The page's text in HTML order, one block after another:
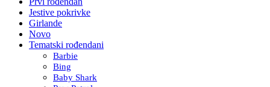
Jestive pokrivke
Girlande
Novo
Tematski rođendani
Barbie
Bing
Baby Shark